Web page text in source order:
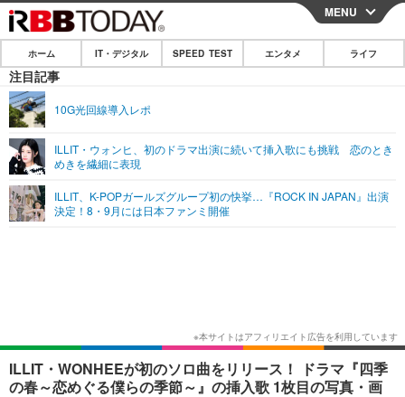
CLOSE
ホーム
IT・デジタル
ネタ
ショッピング その他
SPEED TEST
エンタメ
エンタメTOP
ショッピング その他
ライフ
MENU
ホーム IT・デジタル SPEED TEST エンタメ ライフ
注目記事
10G光回線導入レポ
ILLIT・ウォンヒ、初のドラマ出演に続いて挿入歌にも挑戦 恋のとき
めきを繊細に表現
ILLIT、K-POPガールズグループ初の快挙…『ROCK IN JAPAN』出演
決定！8・9月には日本ファンミ開催
ILLIT・WONHEEが初のソロ曲をリリース！ ドラマ『四季
の春～恋めぐる僕らの季節～』の挿入歌 1枚目の写真・画